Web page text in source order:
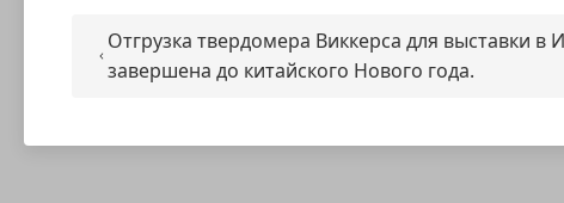
Отгрузка твердомера Виккерса для выставки в
завершена до китайского Нового года.